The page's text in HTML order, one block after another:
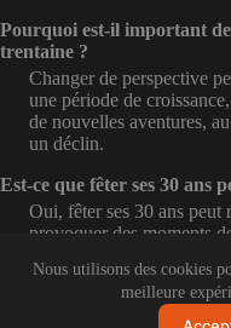
Nous utilisons des cookies
meilleure
Pourquoi est-il important
trentaine ?
Changer de perspective
une période de
de nouvelles aventures,
un déclin.
Est-ce que fêter ses 30 ans
Oui, fêter ses 30 ans peut
provoquer des moments
jusqu’à présent.